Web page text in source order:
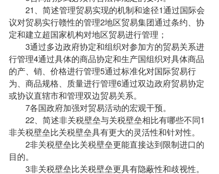
21、简述管理贸易实现的机制和途径1通过国际会
议对贸易实行赣性的管理2地区贸易集团通过条约、协
定和建立超国家机构对地区贸易进行管理；
3通过多边政府协定和组织对参加方的贸易关系进
行管理4通过具体的商品协定和生产国组织对具体商品
的产、销、价格进行管理5通过标准化对国际贸易行
为、商品规格、质量进行管理6通过双边政府贸易协定
或协议直辖市和管理双边贸易关系。
7各国政府加强对贸易活动的宏观干预。
22、简述非关税壁垒与关税壁垒相比有哪些不同1
非关税壁垒比关税壁垒具有更大的灵活性和针对性。
2非关税壁垒比关税壁垒更能直接达到限制进口的
目的。
3非关税壁垒比关税壁垒更具有隐蔽性和歧视性。